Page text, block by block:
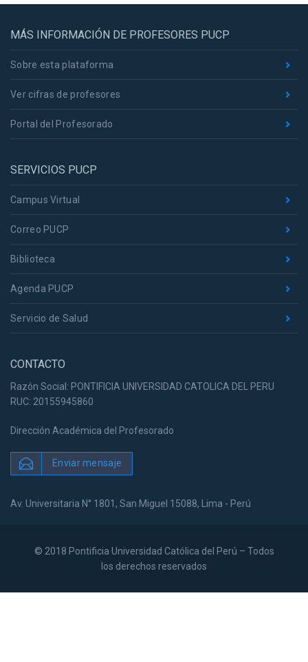
MÁS INFORMACIÓN DE PROFESORES PUCP
Sobre esta plataforma
Ver cifras de profesores
Portal del Profesorado
SERVICIOS PUCP
Campus Virtual
Correo PUCP
Biblioteca
Agenda PUCP
Servicio de Salud
CONTACTO
Razón Social: PONTIFICIA UNIVERSIDAD CATOLICA DEL PERU
RUC: 20155945860
Dirección Académica del Profesorado
Enviar mensaje
Av. Universitaria N° 1801, San Miguel 15088, Lima - Perú
© 2018 Pontificia Universidad Católica del Perú – Todos
los derechos reservados